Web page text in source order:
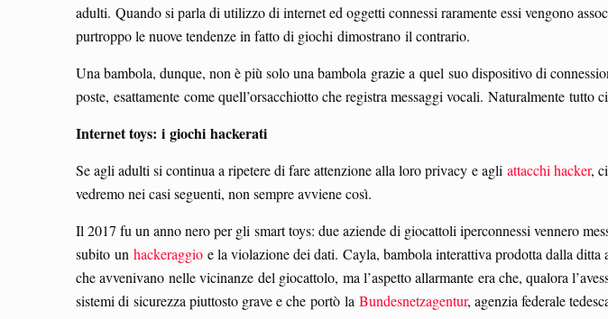
adulti. Quando si parla di utilizzo di internet ed oggetti connessi raramente essi vengono
purtroppo le nuove tendenze in fatto di giochi dimostrano il contrario.
Una bambola, dunque, non è più solo una bambola grazie a quel suo dispositivo di
poste, esattamente come quell’orsacchiotto che registra messaggi vocali. Naturalmente tutto
Internet toys: i giochi hackerati
Se agli adulti si continua a ripetere di fare attenzione alla loro privacy e agli attacchi hacker,
vedremo nei casi seguenti, non sempre avviene così.
Il 2017 fu un anno nero per gli smart toys: due aziende di giocattoli iperconnessi vennero
subito un hackeraggio e la violazione dei dati. Cayla, bambola interattiva prodotta dalla
che avvenivano nelle vicinanze del giocattolo, ma l’aspetto allarmante era che, qualora
sistemi di sicurezza piuttosto grave e che portò la Bundesnetzagentur, agenzia federale